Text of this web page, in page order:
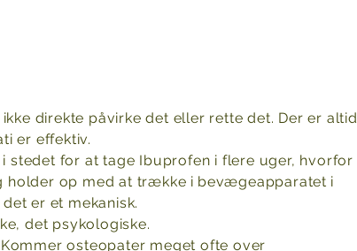
direkte påvirke det eller rette det. Der er altid
er effektiv.
stedet for at tage Ibuprofen i flere uger, hvorfor
holder op med at trække i bevægeapparatet i
er et mekanisk.
det psykologiske.
osteopater meget ofte over